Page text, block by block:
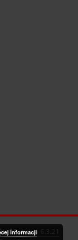
dLibra 6.3.21
informacji